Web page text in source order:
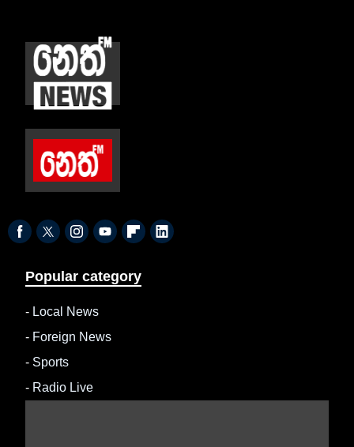
Popular category
- Local News
- Foreign News
- Sports
- Radio Live